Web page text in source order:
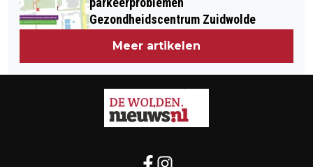
Gezondheidscentrum Zuidwolde
Meer artikelen